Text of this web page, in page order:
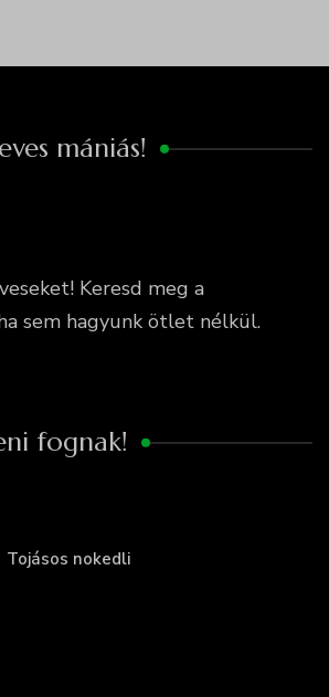
mániás!
Keresd meg a
sem hagyunk ötlet nélkül.
fognak!
Tojásos nokedli